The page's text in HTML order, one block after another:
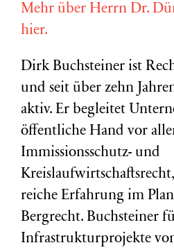
Mehr über Herrn Dr.
hier.
Dirk Buchsteiner ist
und seit über zehn
aktiv. Er begleitet
öffentliche Hand vor
Immissionsschutz- und
reiche Erfahrung im
Bergrecht. Buchsteiner
Infrastrukturprojekte